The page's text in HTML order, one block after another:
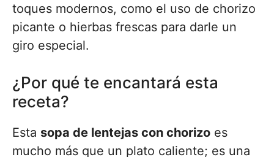
toques modernos, como el uso de chorizo
picante o hierbas frescas para darle un
giro especial.
¿Por qué te encantará esta
receta?
Esta sopa de lentejas con chorizo es
mucho más que un plato caliente; es una